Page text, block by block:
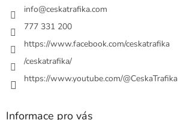
info@ceskatrafika.com
777 331 200
https://www.facebook.com/ceskatrafika
/ceskatrafika/
https://www.youtube.com/@CeskaTrafika
Informace pro vás